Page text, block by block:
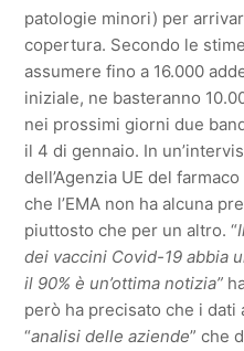
patologie minori) per
copertura. Secondo le
assumere fino a 16.000
iniziale, ne basteranno
nei prossimi giorni due
il 4 di gennaio. In
dell’Agenzia UE del
che l’EMA non ha alcuna
piuttosto che per un altro. “
dei vaccini Covid-19 abbia
il 90% è un’ottima notizia”
però ha precisato che i
“analisi delle aziende” che